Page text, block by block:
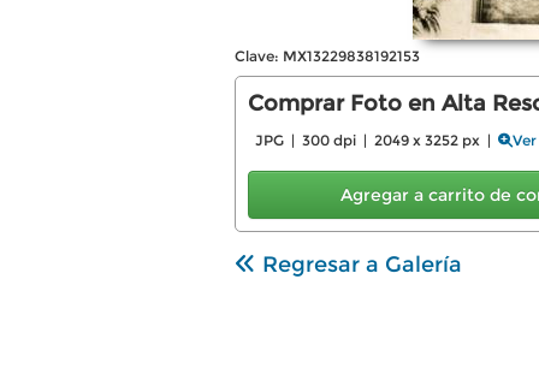
Clave: MX13229838192153
Comprar Foto en Alta
JPG | 300 dpi | 2049 x 3252 px |
Agregar a carrito de
Regresar a Galería